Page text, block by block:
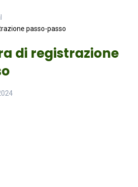
passo-passo
di registrazione